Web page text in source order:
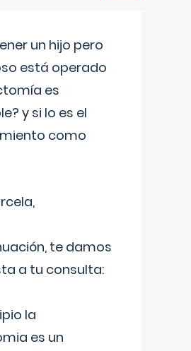
un hijo pero
está operado
es
y si lo es el
como
te damos
a tu consulta:
la
es un